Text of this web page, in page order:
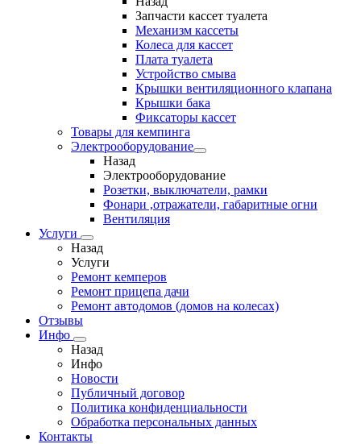
Запчасти кассет туалета
Механизм кассеты
Колеса для кассет
Плата туалета
Устройство смыва
Крышки вентиляционного клапана
Крышки бака
Фиксаторы кассет
Товары для кемпинга
Электрооборудование
Назад
Электрооборудование
Розетки, выключатели, рамки
Фонари ,отражатели, габаритные огни
Вентиляция
Услуги
Назад
Услуги
Ремонт кемперов
Ремонт прицепа дачи
Ремонт автодомов (домов на колесах)
Отзывы
Инфо
Назад
Инфо
Новости
Публичный договор
Политика конфиденциальности
Обработка персональных данных
Контакты